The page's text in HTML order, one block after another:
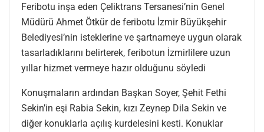
Feribotu inşa eden Çeliktrans Tersanesi’nin Genel
Müdürü Ahmet Ötkür de feribotu İzmir Büyükşehir
Belediyesi’nin isteklerine ve şartnameye uygun olarak
tasarladıklarını belirterek, feribotun İzmirlilere uzun
yıllar hizmet vermeye hazır olduğunu söyledi
Konuşmaların ardından Başkan Soyer, Şehit Fethi
Sekin’in eşi Rabia Sekin, kızı Zeynep Dila Sekin ve
diğer konuklarla açılış kurdelesini kesti. Konuklar